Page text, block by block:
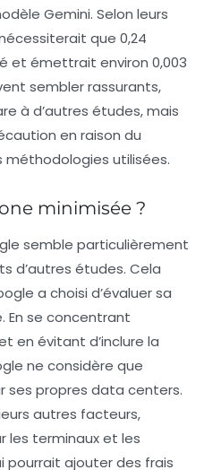
Gemini. Selon leurs
que 0,24
et émettrait environ 0,003
sembler rassurants,
à d’autres études, mais
en raison du
méthodologies utilisées.
minimisée ?
semble particulièrement
d’autres études. Cela
a choisi d’évaluer sa
En se concentrant
en évitant d’inclure la
ne considère que
ses propres data centers.
autres facteurs,
les terminaux et les
pourrait ajouter des frais